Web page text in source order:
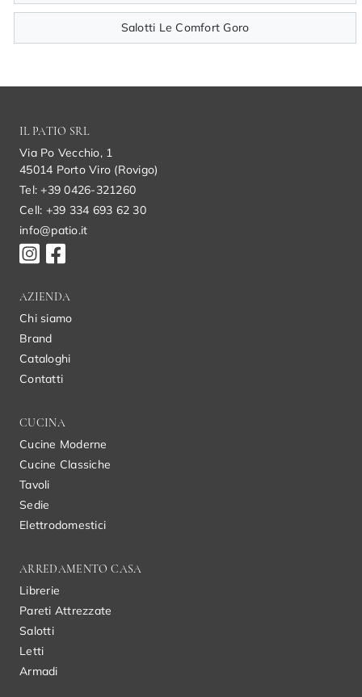
Salotti Le Comfort Goro
IL PATIO SRL
Via Po Vecchio, 1
45014 Porto Viro (Rovigo)
Tel: +39 0426-321260
Cell: +39 334 693 62 30
info@patio.it
AZIENDA
Chi siamo
Brand
Cataloghi
Contatti
CUCINA
Cucine Moderne
Cucine Classiche
Tavoli
Sedie
Elettrodomestici
ARREDAMENTO CASA
Librerie
Pareti Attrezzate
Salotti
Letti
Armadi